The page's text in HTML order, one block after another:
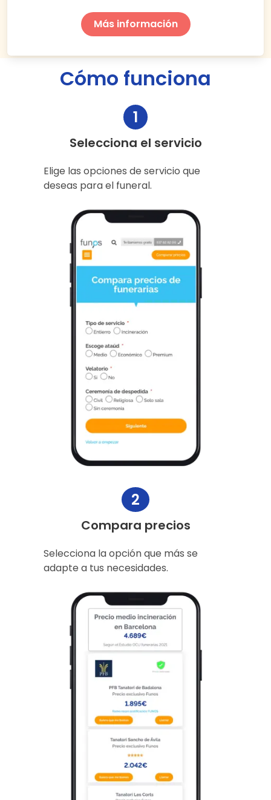
Más información
Cómo funciona
1
Selecciona el servicio
Elige las opciones de servicio que
deseas para el funeral.
2
Compara precios
Selecciona la opción que más se
adapte a tus necesidades.